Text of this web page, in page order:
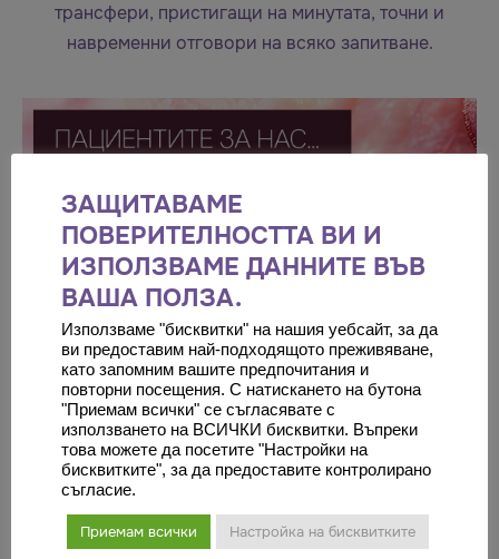
трансфери, пристигащи на минутата, точни и
навременни отговори на всяко запитване.
ЗАЩИТАВАМЕ
ПОВЕРИТЕЛНОСТТА ВИ И
ИЗПОЛЗВАМЕ ДАННИТЕ ВЪВ
ВАША ПОЛЗА.
Използваме "бисквитки" на нашия уебсайт, за да
ви предоставим най-подходящото преживяване,
като запомним вашите предпочитания и
повторни посещения. С натискането на бутона
"Приемам всички" се съгласявате с
използването на ВСИЧКИ бисквитки. Въпреки
това можете да посетите "Настройки на
бисквитките", за да предоставите контролирано
съгласие.
Приемам всички Настройка на бисквитките